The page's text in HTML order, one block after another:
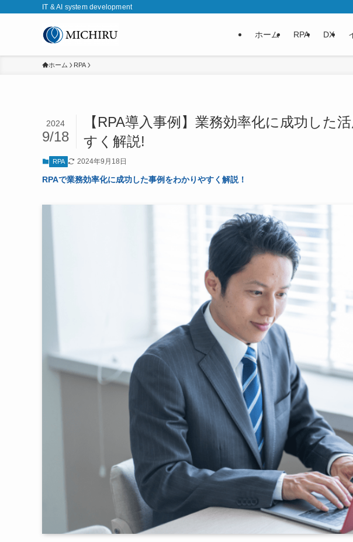
IT & AI system development
ホーム RPA DX
ホーム RPA
【RPA導入事例】業務効率化に成功した
すく解説!
2024
9/18
RPA 2024年9月18日
RPAで業務効率化に成功した事例をわかりやすく解説！